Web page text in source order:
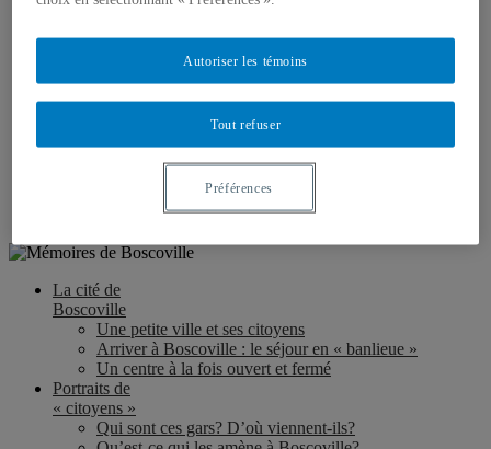
L’héritage de Boscoville
Revenir à Boscoville : des anciens reviennent sur les
La fermeture de Boscoville en 1997
Pour en savoir plus…
Crédits et remerciements
La cité de
Boscoville
Une petite ville et ses citoyens
Arriver à Boscoville : le séjour en « banlieue »
Un centre à la fois ouvert et fermé
Portraits de
« citoyens »
Qui sont ces gars? D’où viennent-ils?
Tout refuser
Autoriser les témoins
Préférences